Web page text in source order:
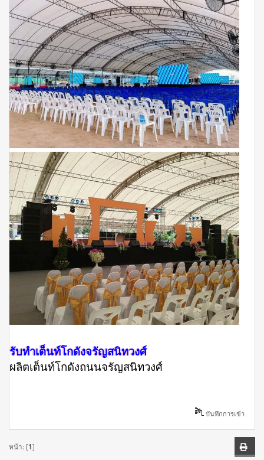
รับทำเต็นท์โกดังจรัญสนิทวงศ์
ผลิตเต็นท์โกดังถนนจรัญสนิทวงศ์
บันทึกการเข้า
หน้า: [1]